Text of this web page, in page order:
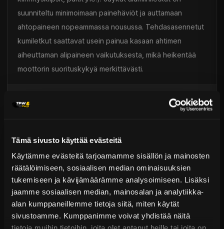
Tämä sivusto käyttää evästeitä
Käytämme evästeitä tarjoamamme sisällön ja mainosten
räätälöimiseen, sosiaalisen median ominaisuuksien
tukemiseen ja kävijämäärämme analysoimiseen. Lisäksi
jaamme sosiaalisen median, mainosalan ja analytiikka-
alan kumppaneillemme tietoja siitä, miten käytät
sivustoamme. Kumppanimme voivat yhdistää näitä
suunniteltu minimoimaan painehäviöt ja auttamaan
ahtopaineen nopeammassa nousussa. Tehdasasennetut
kumiletkut saattavat usein painua kasaan ahtimen
aiheuttaman alipaineen vaikutuksesta, mikä heikentää
moottorin suorituskykyä merkittävästi.
Päävaraston tuotteet 7 arkipäivässä
Jälkitoimitustuotteet noin 20 arkipäivässä
Ilmainen toimitus yli 300 € tilauksiin
14 päivän palautusoikeus
Sähköposti:
asiakaspalvelu@tpwparts.com
Puhelin:+358 449011828
Moottorinosat
KATSO LISÄÄ